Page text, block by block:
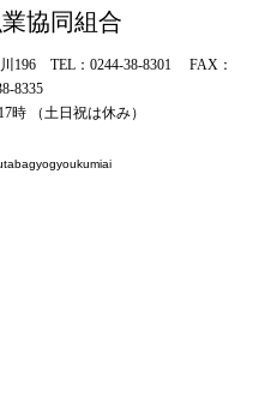
協同組合
196 TEL：0244-38-8301 FAX：
8335
時 （土日祝は休み）